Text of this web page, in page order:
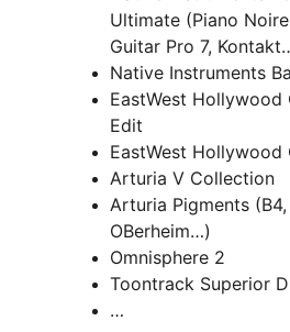
Ultimate (Piano
Guitar Pro 7,
Native Instruments
EastWest Hollywood
Edit
EastWest Hollywood
Arturia V Collection
Arturia Pigments
OBerheim…)
Omnisphere 2
Toontrack Superior
…